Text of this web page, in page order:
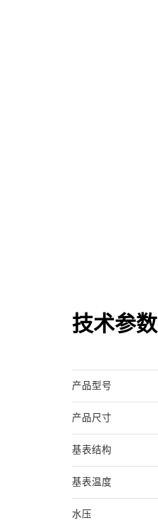
技术参数
产品型号
产品尺寸
基表结构
基表温度
水压